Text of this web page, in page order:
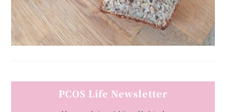
PCOS Life Newsletter